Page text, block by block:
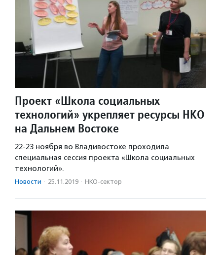
Проект «Школа социальных
технологий» укрепляет ресурсы НКО
на Дальнем Востоке
22-23 ноября во Владивостоке проходила
специальная сессия проекта «Школа социальных
технологий».
Новости · 25.11.2019 · НКО-сектор